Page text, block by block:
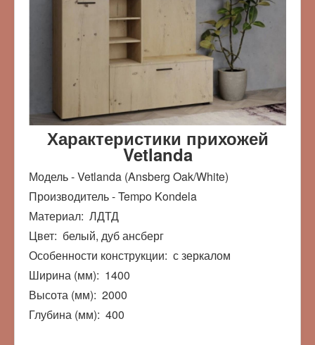
Характеристики прихожей
Vetlanda
Модель - Vetlanda (Ansberg Oak/White)
Производитель - Tempo Kondela
Материал: ЛДТД
Цвет: белый, дуб ансберг
Особенности конструкции: с зеркалом
Ширина (мм): 1400
Высота (мм): 2000
Глубина (мм): 400